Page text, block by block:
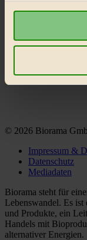
BIORAMA-
Jetzt eintragen:
© 2026 Biorama
Impressum &
Datenschutz
Mediadaten
Biorama steht für
Lebenswandel. Es
und Produkte, ein
Handels mit
alternativer Energien.